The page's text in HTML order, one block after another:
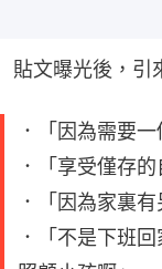
貼文曝光後，引
．「因為需要
．「享受僅存的
．「因為家裏
．「不是下班